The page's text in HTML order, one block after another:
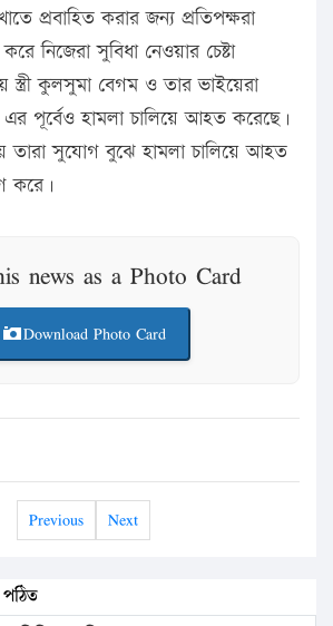
প্রবাহিত করার জন্য প্রতিপক্ষরা
করে নিজেরা সুবিধা নেওয়ার চেষ্টা
স্ত্রী কুলসুমা বেগম ও তার ভাইয়েরা
পূর্বেও হামলা চালিয়ে আহত করেছে।
তারা সুযোগ বুঝে হামলা চালিয়ে আহত
করে।
news as a Photo Card
Download Photo Card
Previous Next
পঠিত